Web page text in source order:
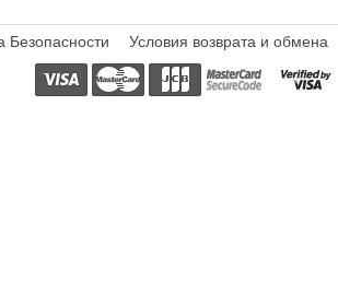
Безопасности Условия возврата и обмена